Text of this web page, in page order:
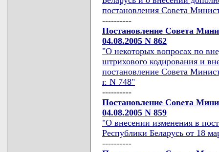
постановления Совета
----------
Постановление Совета
04.08.2005 N 862
"О некоторых вопросах по
штрихового кодирования и
постановление Совета
г. N 748"
----------
Постановление Совета
04.08.2005 N 859
"О внесении изменения в
Республики Беларусь от 18
----------